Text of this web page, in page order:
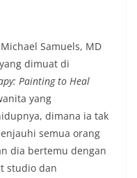
Samuels, MD
dimuat di
Painting to Heal
yang
dimana ia tak
semua orang
dia bertemu dengan
studio dan